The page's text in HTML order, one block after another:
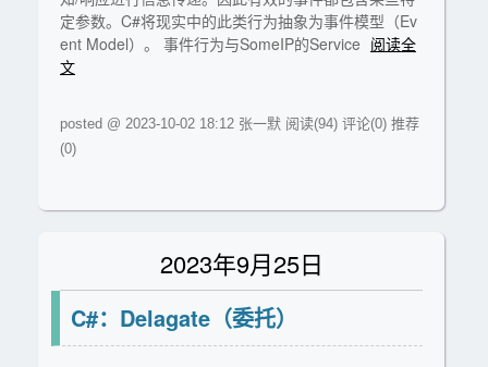
定参数。C#将现实中的此类行为抽象为事件模型（Ev
ent Model）。 事件行为与SomeIP的Service 阅读全
文
posted @ 2023-10-02 18:12 张一默 阅读(94) 评论(0) 推荐
(0)
2023年9月25日
C#：Delagate（委托）